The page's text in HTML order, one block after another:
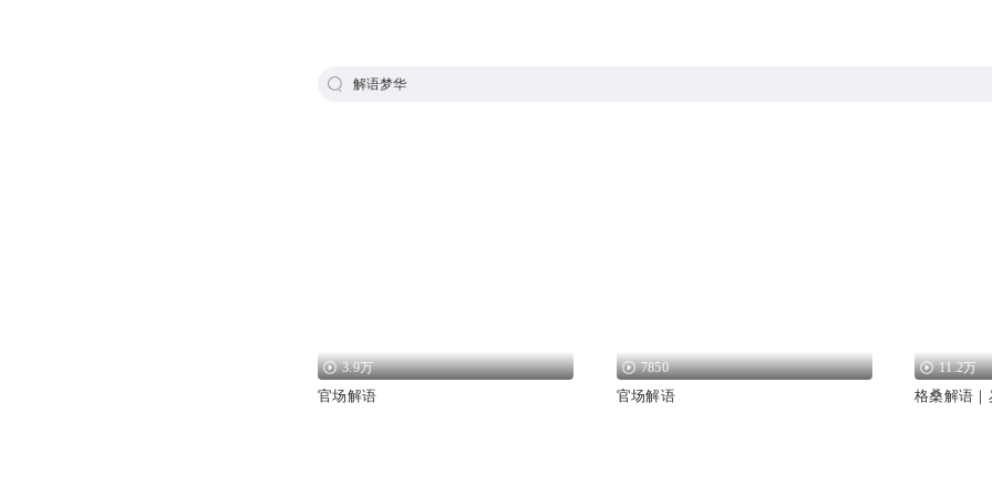
解语梦华
3.9万
官场解语
7850
官场解语
11.2万
格桑解语｜